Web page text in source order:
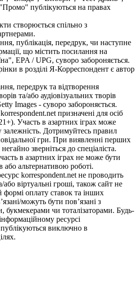
публікуються на правах
створюється спільно з
публікація, передрук, чи наступне
що містить посилання на
EPA / UPG, суворо забороняється.
в розділі Я-Корреспондент є автор
передрук та відтворення
та/або аудіовізуальних творів
Images - суворо забороняється.
призначені для осіб
Участь в азартних іграх може
залежність. Дотримуйтесь правил
гри. При виявленні перших
зверніться до спеціаліста.
в азартних іграх не може бути
або альтернативою роботі.
korrespondent.net не проводить
або віртуальні гроші, також сайт не
формі оплату ставок та інших
можуть бути пов’язані з
букмекерами чи тоталізаторами. Будь-
ресурсі
виключно в